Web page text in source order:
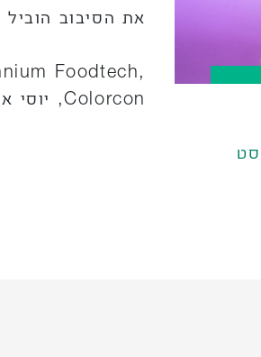
את הסיבוב
Foodtech,
Colorcon, יוסי אקרמן ועוד.